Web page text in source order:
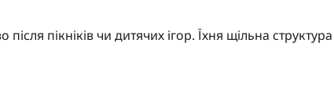
пікніків чи дитячих ігор. Їхня щільна структура